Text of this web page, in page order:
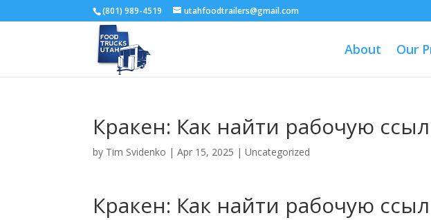
(801) 989-4519 utahfoodtrailers@gmail.com
About Our
Кракен: Как найти рабочую
by Tim Svidenko |Apr 15, 2025 |Uncategorized
Кракен: Как найти рабочую